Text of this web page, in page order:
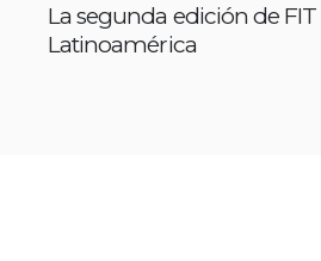
La segunda edición de
Latinoamérica